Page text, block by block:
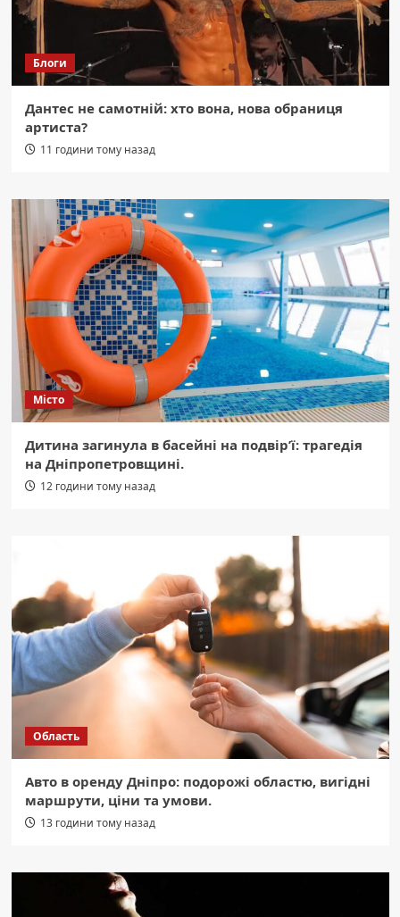
Блоги
Дантес не самотній: хто вона, нова обраниця
артиста?
11 години тому назад
Місто
Дитина загинула в басейні на подвір’ї: трагедія
на Дніпропетровщині.
12 години тому назад
Область
Авто в оренду Дніпро: подорожі областю, вигідні
маршрути, ціни та умови.
13 години тому назад